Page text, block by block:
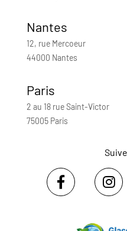
Nantes
12, rue Mercoeur
44000 Nantes
Paris
2 au 18 rue Saint-Victor
75005 Paris